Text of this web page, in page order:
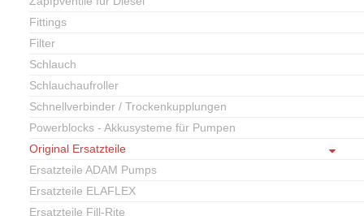
Fittings
Filter
Schlauch
Schlauchaufroller
Schnellverbinder / Trockenkupplungen
Powerblocks - Akkusysteme für Pumpen
Original Ersatzteile
Ersatzteile ADAM Pumps
Ersatzteile ELAFLEX
Ersatzteile Fill-Rite